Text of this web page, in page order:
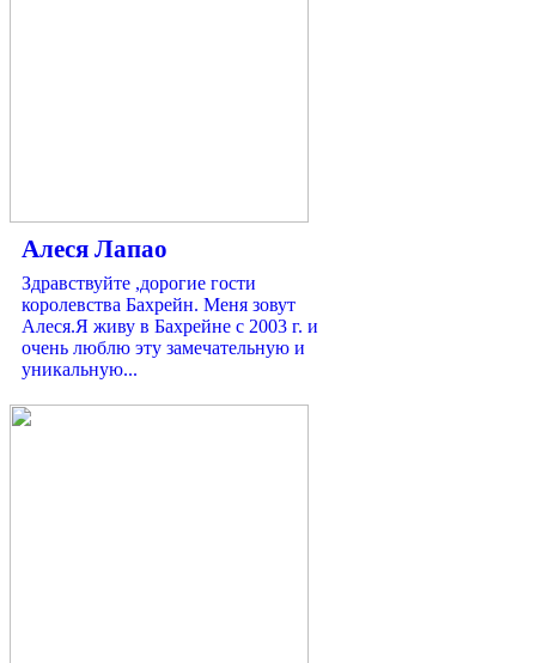
Алеся Лапао
Здравствуйте ,дорогие гости
королевствa Бахрейн. Меня зовут
Алеся.Я живу в Бахрейне с 2003 г. и
очень люблю эту замечательную и
уникальную...